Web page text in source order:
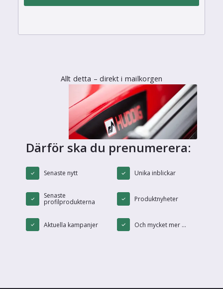
Allt detta – direkt i mailkorgen
Därför ska du prenumerera:
Senaste nytt Unika inblickar
Senaste
profilprodukterna Produktnyheter
Aktuella kampanjer Och mycket mer ...